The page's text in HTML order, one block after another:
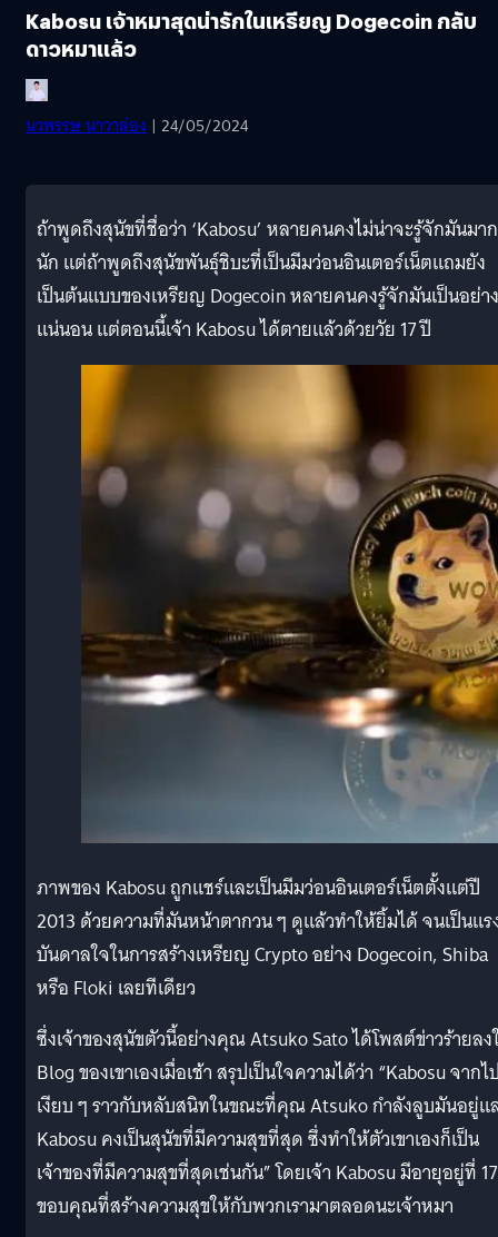
Kabosu เจ้าหมาสุดน่ารักในเหรียญ Dogecoin กลับ
ดาวหมาแล้ว
นวพรรษ นาวาล่อง | 24/05/2024
ถ้าพูดถึงสุนัขที่ชื่อว่า ‘Kabosu’ หลายคนคงไม่น่าจะรู้จักมันมาก
นัก แต่ถ้าพูดถึงสุนัขพันธุ์ชิบะที่เป็นมีมว่อนอินเตอร์เน็ตแถมยัง
เป็นต้นแบบของเหรียญ Dogecoin หลายคนคงรู้จักมันเป็นอย่า
แน่นอน แต่ตอนนี้เจ้า Kabosu ได้ตายแล้วด้วยวัย 17 ปี
ภาพของ Kabosu ถูกแชร์และเป็นมีมว่อนอินเตอร์เน็ตตั้งแต่ปี
2013 ด้วยความที่มันหน้าตากวน ๆ ดูแล้วทำให้ยิ้มได้ จนเป็นแร
บันดาลใจในการสร้างเหรียญ Crypto อย่าง Dogecoin, Shiba
หรือ Floki เลยทีเดียว
ซึ่งเจ้าของสุนัขตัวนี้อย่างคุณ Atsuko Sato ได้โพสต์ข่าวร้ายลง
Blog ของเขาเองเมื่อเช้า สรุปเป็นใจความได้ว่า “Kabosu จากไ
เงียบ ๆ ราวกับหลับสนิทในขณะที่คุณ Atsuko กำลังลูบมันอยู่แ
Kabosu คงเป็นสุนัขที่มีความสุขที่สุด ซึ่งทำให้ตัวเขาเองก็เป็น
เจ้าของที่มีความสุขที่สุดเช่นกัน” โดยเจ้า Kabosu มีอายุอยู่ที่
ขอบคุณที่สร้างความสุขให้กับพวกเรามาตลอดนะเจ้าหมา